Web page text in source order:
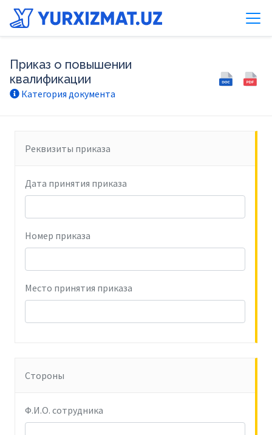
Приказ о повышении
квалификации
Категория документа
Реквизиты приказа
Дата принятия приказа
Номер приказа
Место принятия приказа
Стороны
Ф.И.О. сотрудника